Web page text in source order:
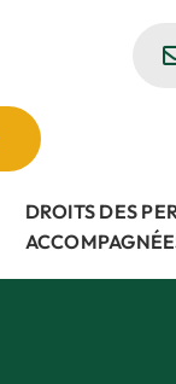
DROITS DES